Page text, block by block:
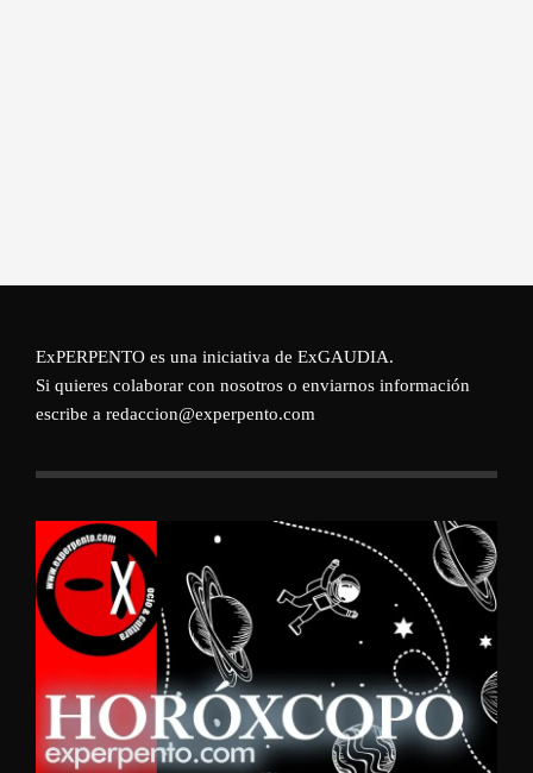
ExPERPENTO es una iniciativa de ExGAUDIA.
Si quieres colaborar con nosotros o enviarnos información
escribe a redaccion@experpento.com